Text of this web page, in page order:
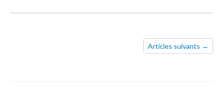
Articles suivants →